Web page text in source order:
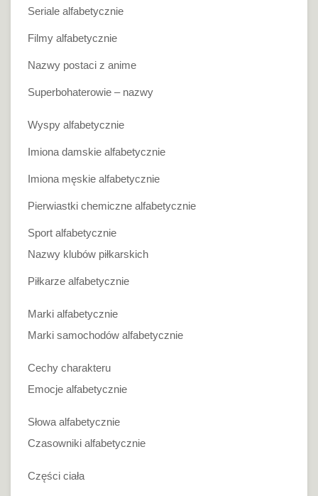
Seriale alfabetycznie
Filmy alfabetycznie
Nazwy postaci z anime
Superbohaterowie – nazwy
Wyspy alfabetycznie
Imiona damskie alfabetycznie
Imiona męskie alfabetycznie
Pierwiastki chemiczne alfabetycznie
Sport alfabetycznie
Nazwy klubów piłkarskich
Piłkarze alfabetycznie
Marki alfabetycznie
Marki samochodów alfabetycznie
Cechy charakteru
Emocje alfabetycznie
Słowa alfabetycznie
Czasowniki alfabetycznie
Części ciała